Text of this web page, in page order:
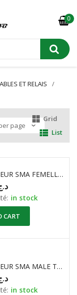
0
ET RELAIS
Grid
List
ADAPTATEUR SMA FEMELLE To SMA FEMELLE
in stock
CART
ADAPTATEUR SMA MALE To SMA FEMELLE
in stock